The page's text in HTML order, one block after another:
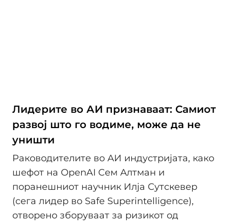
Лидерите во АИ признаваат: Самиот
развој што го водиме, може да не
уништи
Раководителите во АИ индустријата, како
шефот на OpenAI Сем Алтман и
поранешниот научник Илја Сутскевер
(сега лидер во Safe Superintelligence),
отворено зборуваат за ризикот од